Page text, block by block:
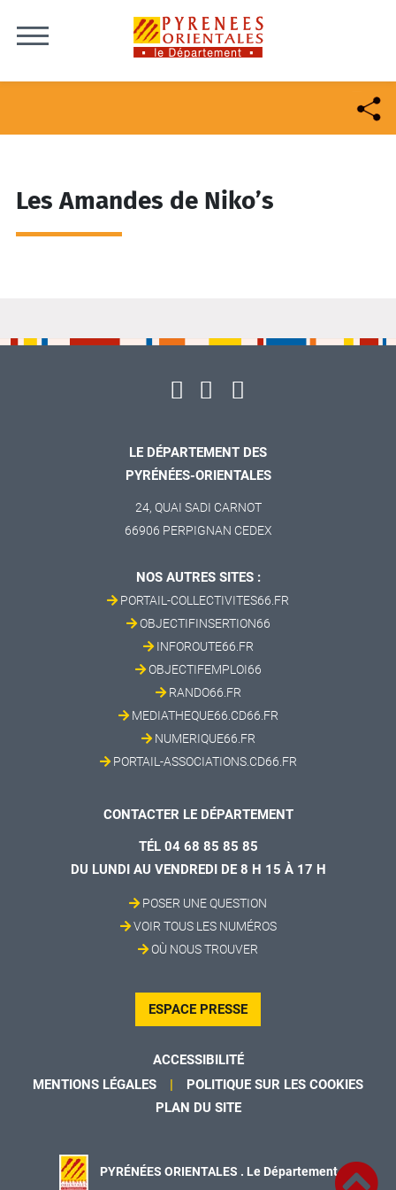
Les Amandes de Niko’s
LE DÉPARTEMENT DES
PYRÉNÉES-ORIENTALES
24, QUAI SADI CARNOT
66906 PERPIGNAN CEDEX
NOS AUTRES SITES :
PORTAIL-COLLECTIVITES66.FR
OBJECTIFINSERTION66
INFOROUTE66.FR
OBJECTIFEMPLOI66
RANDO66.FR
MEDIATHEQUE66.CD66.FR
NUMERIQUE66.FR
PORTAIL-ASSOCIATIONS.CD66.FR
CONTACTER LE DÉPARTEMENT
TÉL 04 68 85 85 85
DU LUNDI AU VENDREDI DE 8 H 15 À 17 H
POSER UNE QUESTION
VOIR TOUS LES NUMÉROS
OÙ NOUS TROUVER
ESPACE PRESSE
ACCESSIBILITÉ
MENTIONS LÉGALES
POLITIQUE SUR LES COOKIES
PLAN DU SITE
PYRÉNÉES ORIENTALES . Le Département